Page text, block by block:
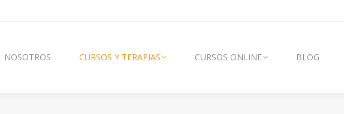
NOSOTROS CURSOS Y TERAPIAS CURSOS ONLINE BLOG
CURSOS Y TERAPIAS CURSOS ONLINE BLOG VÍDEOS